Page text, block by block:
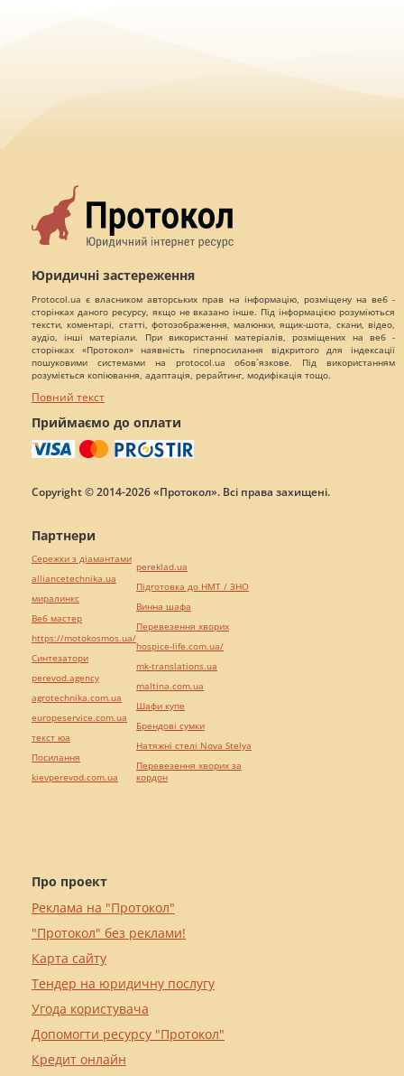
Юридичні застереження
Protocol.ua є власником авторських прав на інформацію, розміщену на веб -
сторінках даного ресурсу, якщо не вказано інше. Під інформацією розуміються
тексти, коментарі, статті, фотозображення, малюнки, ящик-шота, скани, відео,
аудіо, інші матеріали. При використанні матеріалів, розміщених на веб -
сторінках «Протокол» наявність гіперпосилання відкритого для індексації
пошуковими системами на protocol.ua обов`язкове. Під використанням
розуміється копіювання, адаптація, рерайтинг, модифікація тощо.
Повний текст
Приймаємо до оплати
Copyright © 2014-2026 «Протокол». Всі права захищені.
Про проект
Реклама на "Протокол"
"Протокол" без реклами!
Карта сайту
Тендер на юридичну послугу
Угода користувача
Допомогти ресурсу "Протокол"
Кредит онлайн
Партнери
Сережки з діамантами
alliancetechnika.ua
миралинкс
Веб мастер
https://motokosmos.ua/
Синтезатори
perevod.agency
agrotechnika.com.ua
europeservice.com.ua
текст юа
Посилання
kievperevod.com.ua
pereklad.ua
Підготовка до НМТ / ЗНО
Винна шафа
Перевезення хворих
hospice-life.com.ua/
mk-translations.ua
maltina.com.ua
Шафи купе
Брендові сумки
Натяжні стелі Nova Stelya
Перевезення хворих за
кордон